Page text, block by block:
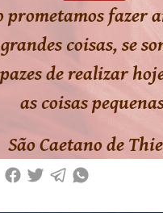
prometamos fazer
grandes coisas, se
de realizar
as coisas
São Caetano de